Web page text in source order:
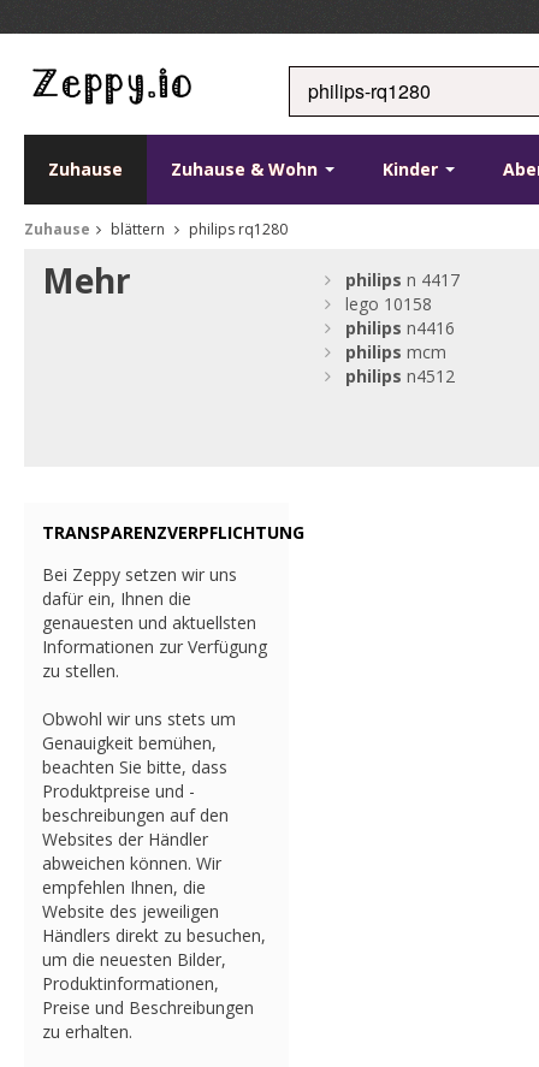
Zuhause Zuhause & Wohn Kinder
Zuhause blättern philips rq1280
Mehr philips n 4417
lego 10158
philips n4416
philips mcm
philips n4512
TRANSPARENZVERPFLICHTUNG
Bei Zeppy setzen wir uns
dafür ein, Ihnen die
genauesten und aktuellsten
Informationen zur Verfügung
zu stellen.
Obwohl wir uns stets um
Genauigkeit bemühen,
beachten Sie bitte, dass
Produktpreise und -
beschreibungen auf den
Websites der Händler
abweichen können. Wir
empfehlen Ihnen, die
Website des jeweiligen
Händlers direkt zu besuchen,
um die neuesten Bilder,
Produktinformationen,
Preise und Beschreibungen
zu erhalten.